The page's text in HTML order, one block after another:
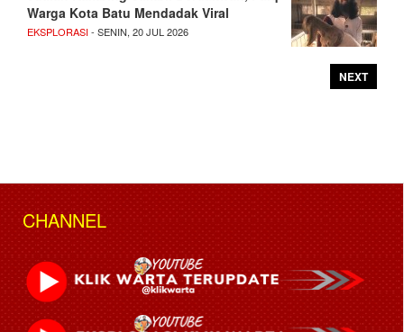
Warga Kota Batu Mendadak Viral
EKSPLORASI- SENIN, 20 JUL 2026
NEXT
CHANNEL